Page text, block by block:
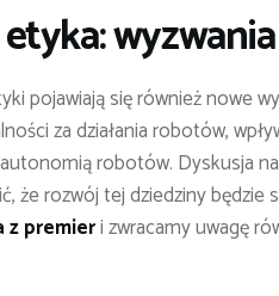
pojawiają się również nowe
za działania robotów,
autonomią robotów. Dyskusja
że rozwój tej dziedziny będzie
premieri zwracamy uwagę